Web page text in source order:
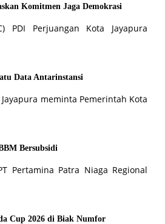
Komitmen Jaga Demokrasi
PDI Perjuangan Kota Jayapura
Data Antarinstansi
Jayapura meminta Pemerintah Kota
Bersubsidi
Pertamina Patra Niaga Regional
Cup 2026 di Biak Numfor